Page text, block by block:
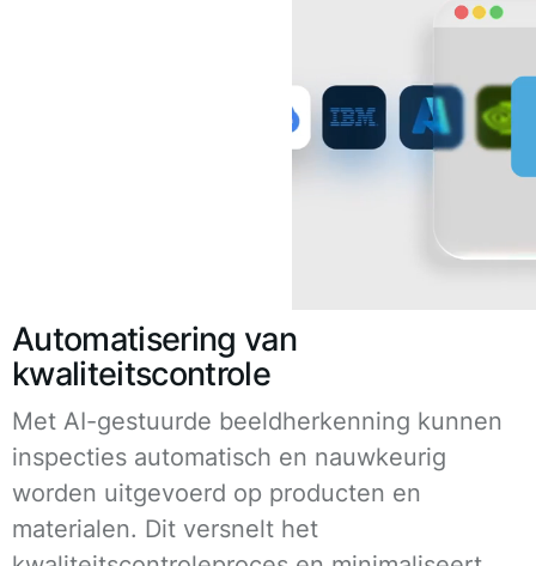
Automatisering van
kwaliteitscontrole
Met AI-gestuurde beeldherkenning kunnen
inspecties automatisch en nauwkeurig
worden uitgevoerd op producten en
materialen. Dit versnelt het